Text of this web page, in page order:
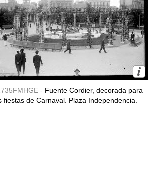
- Fuente Cordier, decorada para
fiestas de Carnaval. Plaza Independencia.